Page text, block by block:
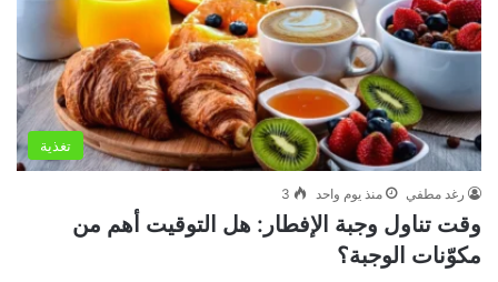
تغذية
رغد مطفي منذ يوم واحد 3
وقت تناول وجبة الإفطار: هل التوقيت أهم من
مكوّنات الوجبة؟